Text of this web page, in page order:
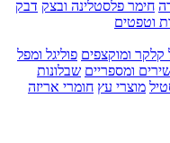
חימר פלסטלינה ובצק דבק
וטפטים
קלקר ומוקצפים פוליגל ומפל
ומספריים שבלונות
מוצרי עץ חומרי אריזה